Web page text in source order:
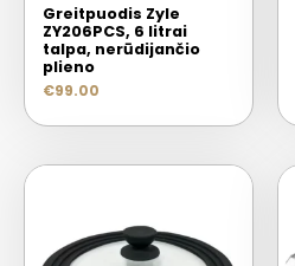
Greitpuodis Zyle
ZY206PCS, 6 litrai
talpa, nerūdijančio
plieno
€99.00